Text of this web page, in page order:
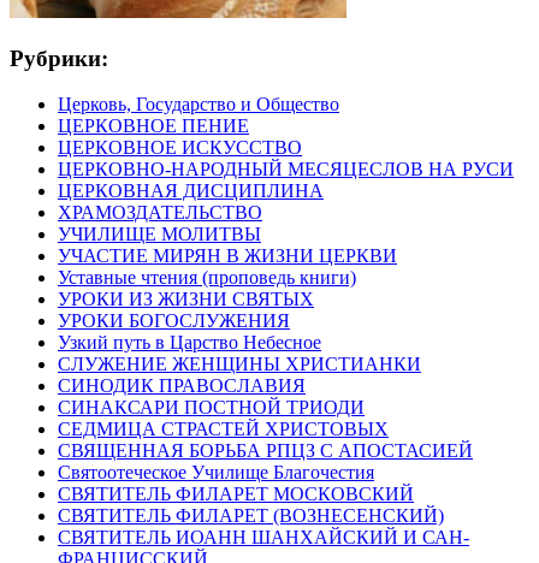
Рубрики:
Церковь, Государство и Общество
ЦЕРКОВНОЕ ПЕНИЕ
ЦЕРКОВНОЕ ИСКУССТВО
ЦЕРКОВНО-НАРОДНЫЙ МЕСЯЦЕСЛОВ НА РУСИ
ЦЕРКОВНАЯ ДИСЦИПЛИНА
ХРАМОЗДАТЕЛЬСТВО
УЧИЛИЩЕ МОЛИТВЫ
УЧАСТИЕ МИРЯН В ЖИЗНИ ЦЕРКВИ
Уставные чтения (проповедь книги)
УРОКИ ИЗ ЖИЗНИ СВЯТЫХ
УРОКИ БОГОСЛУЖЕНИЯ
Узкий путь в Царство Небесное
СЛУЖЕНИЕ ЖЕНЩИНЫ ХРИСТИАНКИ
СИНОДИК ПРАВОСЛАВИЯ
СИНАКСАРИ ПОСТНОЙ ТРИОДИ
СЕДМИЦА СТРАСТЕЙ ХРИСТОВЫХ
СВЯЩЕННАЯ БОРЬБА РПЦЗ С АПОСТАСИЕЙ
Святоотеческое Училище Благочестия
СВЯТИТЕЛЬ ФИЛАРЕТ МОСКОВСКИЙ
СВЯТИТЕЛЬ ФИЛАРЕТ (ВОЗНЕСЕНСКИЙ)
СВЯТИТЕЛЬ ИОАНН ШАНХАЙСКИЙ И САН-